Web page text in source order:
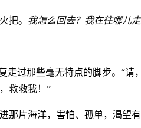
把。 我怎么回去？我在往哪儿
走过那些毫无特点的脚步。“请
救救我！”
那片海洋，害怕、孤单，渴望